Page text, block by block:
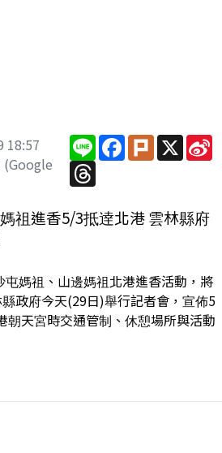
18:57
(Google
LineFacebook
PlurkX
Threads
祖進香5/3抵逹北港 雲林縣府
屯媽祖、山邊媽祖北港進香活動，將
政府今天(29日)舉行記者會，宣佈5
朝天宮時交通管制、休憩場所與活動